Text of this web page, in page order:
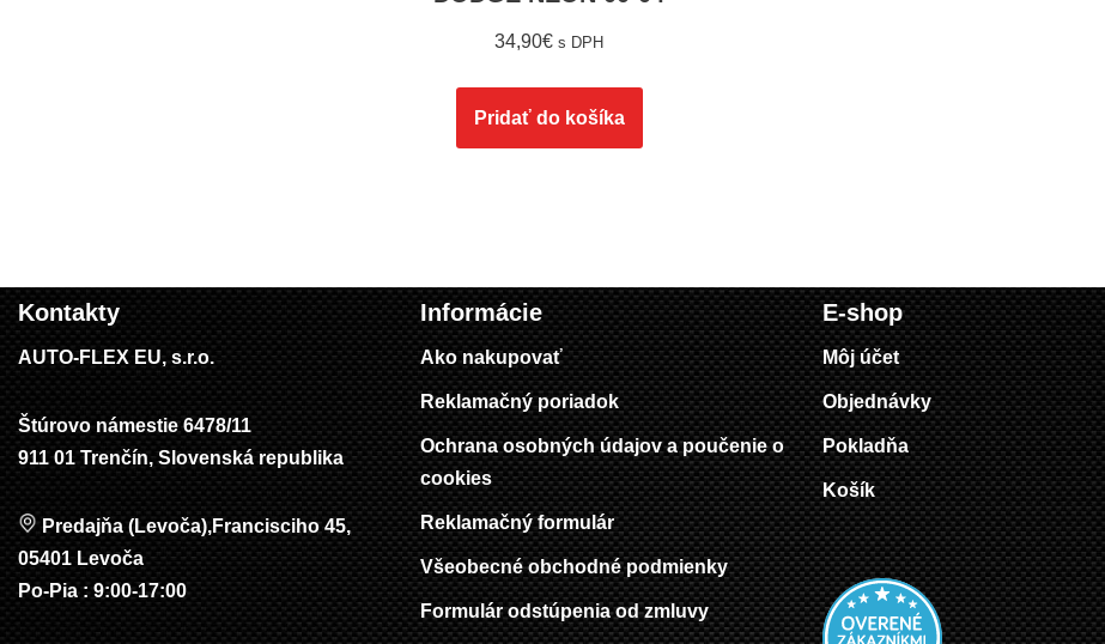
34,90€ s DPH
Pridať do košíka
Kontakty
AUTO-FLEX EU, s.r.o.
Štúrovo námestie 6478/11
911 01 Trenčín, Slovenská republika
Predajňa (Levoča),Francisciho 45,
05401 Levoča
Po-Pia : 9:00-17:00
Informácie
Ako nakupovať
Reklamačný poriadok
Ochrana osobných údajov a poučenie o
cookies
Reklamačný formulár
Všeobecné obchodné podmienky
Formulár odstúpenia od zmluvy
E-shop
Môj účet
Objednávky
Pokladňa
Košík